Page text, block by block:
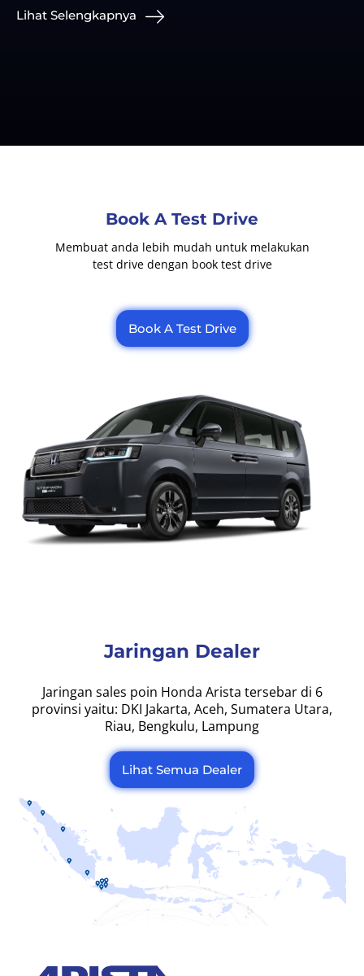
Lihat Selengkapnya
Book A Test Drive
Membuat anda lebih mudah untuk melakukan
test drive dengan book test drive
Book A Test Drive
Jaringan Dealer
Jaringan sales poin Honda Arista tersebar di 6
provinsi yaitu: DKI Jakarta, Aceh, Sumatera Utara,
Riau, Bengkulu, Lampung
Lihat Semua Dealer